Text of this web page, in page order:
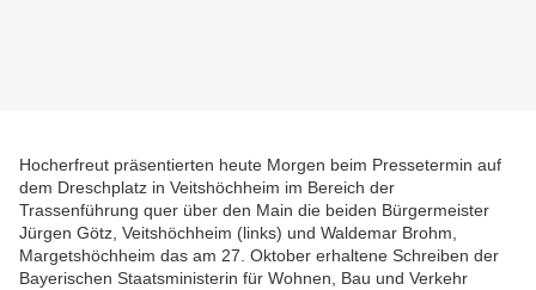
Hocherfreut präsentierten heute Morgen beim Pressetermin auf
dem Dreschplatz in Veitshöchheim im Bereich der
Trassenführung quer über den Main die beiden Bürgermeister
Jürgen Götz, Veitshöchheim (links) und Waldemar Brohm,
Margetshöchheim das am 27. Oktober erhaltene Schreiben der
Bayerischen Staatsministerin für Wohnen, Bau und Verkehr